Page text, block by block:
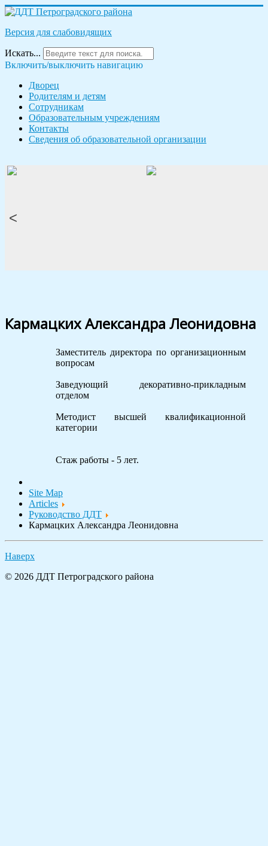
Версия для слабовидящих
Искать...
Включить/выключить навигацию
Дворец
Родителям и детям
Сотрудникам
Образовательным учреждениям
Контакты
Сведения об образовательной организации
<
Кармацких Александра Леонидовна
Заместитель директора по организационным
вопросам
Заведующий декоративно-прикладным
отделом
Методист высшей квалификационной
категории
Стаж работы - 5 лет.
Site Map
Articles
Руководство ДДТ
Кармацких Александра Леонидовна
Наверх
© 2026 ДДТ Петроградского района